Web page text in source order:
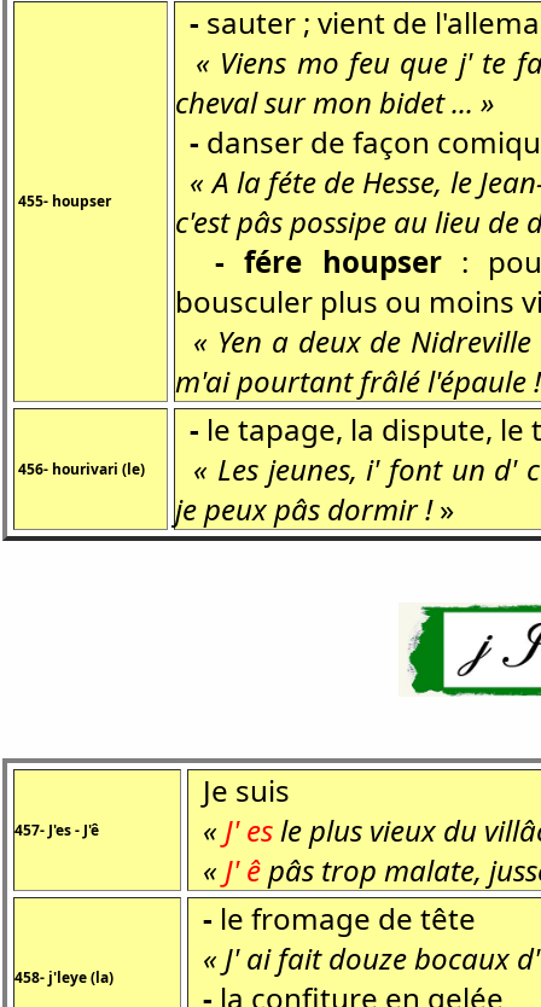
455- houpser
- sauter ; vient de
« Viens mo feu que j' te
cheval sur mon bidet ... »
- danser de façon
« A la féte de Hesse, le
c'est pâs possipe au lieu de
- fére houpser:
bousculer plus ou moins
« Yen a deux de
m'ai pourtant frâlé l'épaule
456- hourivari (le)
- le tapage, la dispute, le
« Les jeunes, i' font un d'
je peux pâs dormir !»
457- J'es - J'ê
Je suis
« J' es le plus vieux du
« J' ê pâs trop malate,
458- j'leye (la)
- le fromage de tête
« J' ai fait douze bocaux
- la confiture en gelée